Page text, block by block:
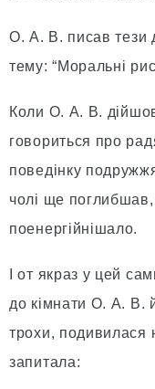
О. А. В. писав тези
тему: “Моральні
Коли О. А. В.
говориться про
поведінку
чолі ще
поенергійнішало.
І от якраз у цей
до кімнати О. А. В.
трохи, подивилася
запитала: